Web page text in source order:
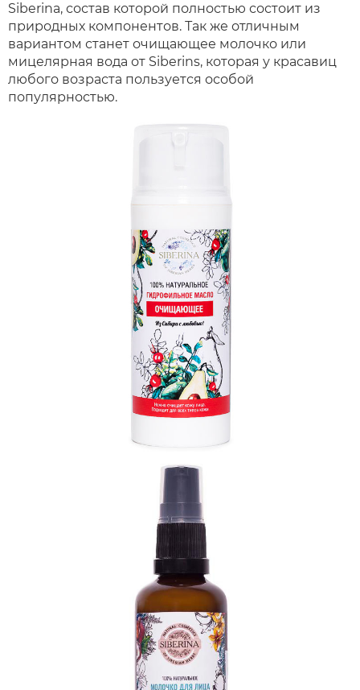
Siberina, состав которой полностью состоит из
природных компонентов. Так же отличным
вариантом станет очищающее молочко или
мицелярная вода от Siberins, которая у красавиц
любого возраста пользуется особой
популярностью.